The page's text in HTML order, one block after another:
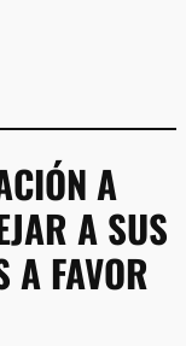
A
A SUS
A FAVOR